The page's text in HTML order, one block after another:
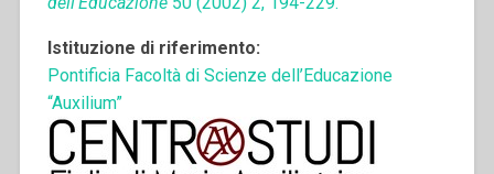
Istituzione di riferimento:
Pontificia Facoltà di Scienze dell’Educazione
“Auxilium”